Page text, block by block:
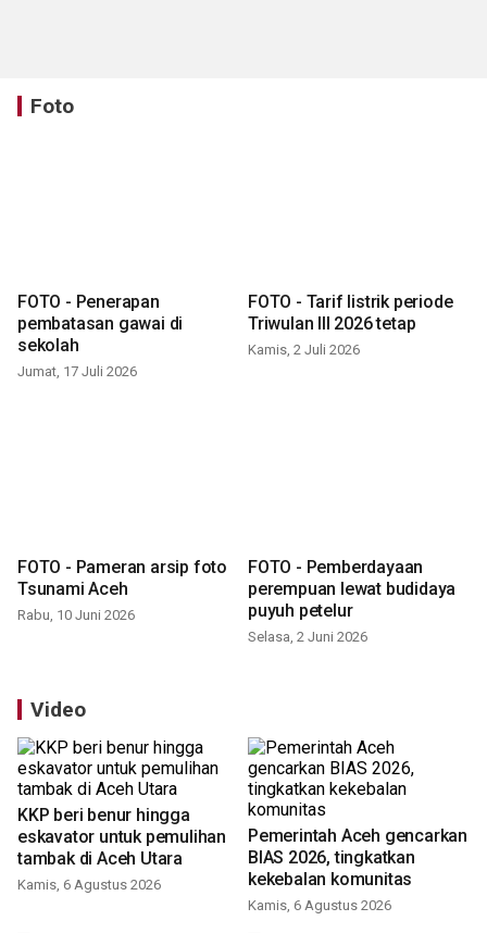
Foto
FOTO - Penerapan
pembatasan gawai di
sekolah
Jumat, 17 Juli 2026
FOTO - Tarif listrik periode
Triwulan III 2026 tetap
Kamis, 2 Juli 2026
FOTO - Pameran arsip foto
Tsunami Aceh
Rabu, 10 Juni 2026
FOTO - Pemberdayaan
perempuan lewat budidaya
puyuh petelur
Selasa, 2 Juni 2026
Video
KKP beri benur hingga
eskavator untuk pemulihan
tambak di Aceh Utara
Kamis, 6 Agustus 2026
Pemerintah Aceh gencarkan
BIAS 2026, tingkatkan
kekebalan komunitas
Kamis, 6 Agustus 2026